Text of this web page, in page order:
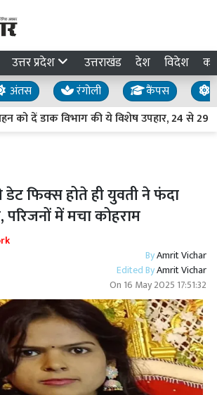
उत्तर प्रदेश उत्तराखंड देश विदेश
अंतस रंगोली कैंपस
को दें डाक विभाग की ये विशेष उपहार, 24 से 29
डेट फिक्स होते ही युवती ने फंदा
में मचा कोहराम
ByAmrit Vichar
Edited ByAmrit Vichar
On 16 May 2025 17:51:32